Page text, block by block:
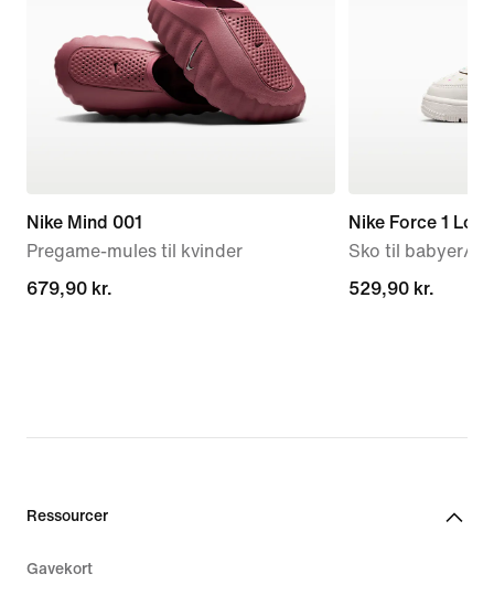
Nike Mind 001
Pregame-mules til kvinder
679,90 kr.
679,90 kr.
Nike Force 1 Low
Sko til babyer/
529,90 kr.
529,90 kr.
Ressourcer
Gavekort